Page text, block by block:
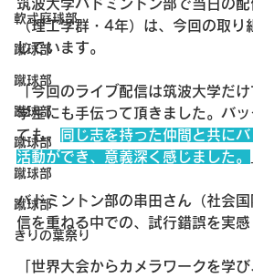
軟式庭球部
蹴球部
蹴球部
蹴球部
蹴球部
蹴球部
蹴球部
きりの葉祭り
筑波大学バドミントン部で当日の
（理工学群・4年）は、今回の取り
じています。
「今回のライブ配信は筑波大学だ
学生にも手伝って頂きました。バ
ても、
同じ志を持った仲間と共に
活動ができ、意義深く感じました。
バドミントン部の串田さん（社会
信を重ねる中での、試行錯誤を実感
「世界大会からカメラワークを学